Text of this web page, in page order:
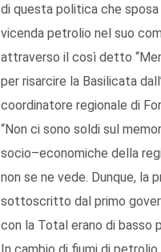
di questa politica che
vicenda petrolio nel suo
attraverso il così detto
per risarcire la Basilicata
coordinatore regionale di
“Non ci sono soldi sul
socio–economiche della
non se ne vede. Dunque, la
sottoscritto dal primo
con la Total erano di basso
In cambio di fiumi di